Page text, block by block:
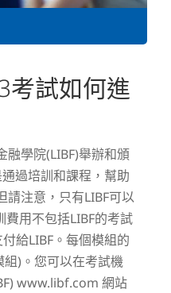
考試如何進
融學院(LIBF)舉辦和頒
過培訓和課程，幫助
請注意，只有LIBF可以
用不包括LIBF的考試
給LIBF。每個模組的
)。您可以在考試機
www.libf.com 網站